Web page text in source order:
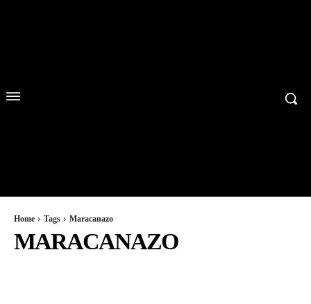
Home Tags Maracanazo
MARACANAZO